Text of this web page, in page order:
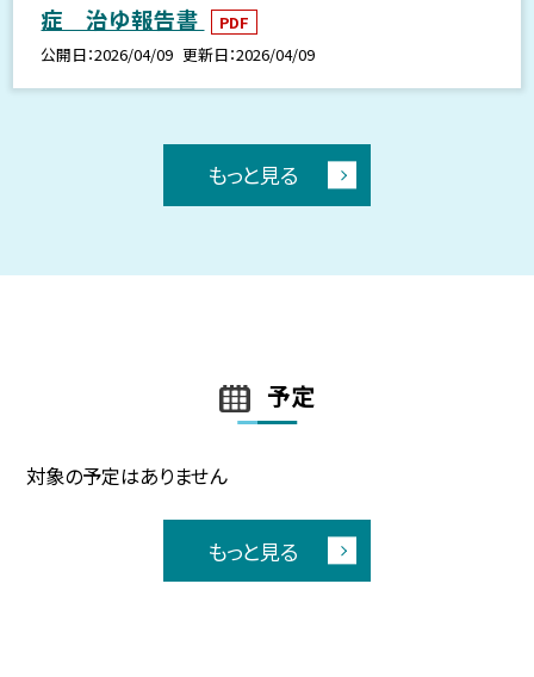
症 治ゆ報告書
PDF
公開日 2026/04/09 更新日 2026/04/09
もっと見る
予定
対象の予定はありません
もっと見る